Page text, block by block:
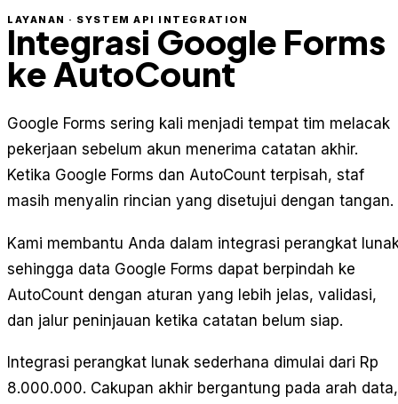
LAYANAN · SYSTEM API INTEGRATION
Integrasi Google Forms
ke AutoCount
Google Forms sering kali menjadi tempat tim melacak
pekerjaan sebelum akun menerima catatan akhir.
Ketika Google Forms dan AutoCount terpisah, staf
masih menyalin rincian yang disetujui dengan tangan.
Kami membantu Anda dalam integrasi perangkat
sehingga data Google Forms dapat berpindah ke
AutoCount dengan aturan yang lebih jelas, validasi,
dan jalur peninjauan ketika catatan belum siap.
Integrasi perangkat lunak sederhana dimulai dari Rp
8.000.000. Cakupan akhir bergantung pada arah data,